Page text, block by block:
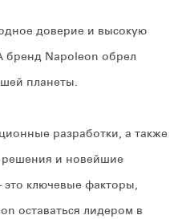
доверие и высокую
бренд Napoleon обрел
планеты.
разработки, а также
и новейшие
это ключевые факторы,
оставаться лидером в